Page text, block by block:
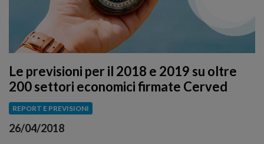
Le previsioni per il 2018 e 2019 su oltre
200 settori economici firmate Cerved
REPORT E PREVISIONI
26/04/2018